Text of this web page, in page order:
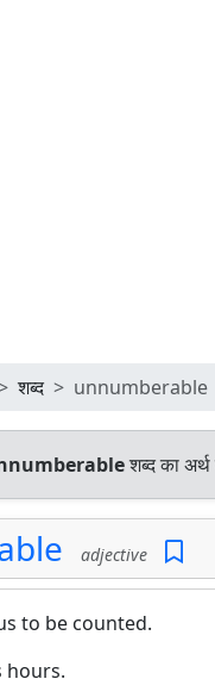
शब्द unnumberable
शब्द का अर्थ
adjective
to be counted.
hours.